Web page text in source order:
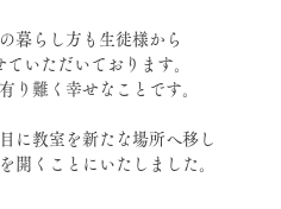
暮らし方も生徒様から
ていただいております。
り難く幸せなことです。
に教室を新たな場所へ移し
開くことにいたしました。